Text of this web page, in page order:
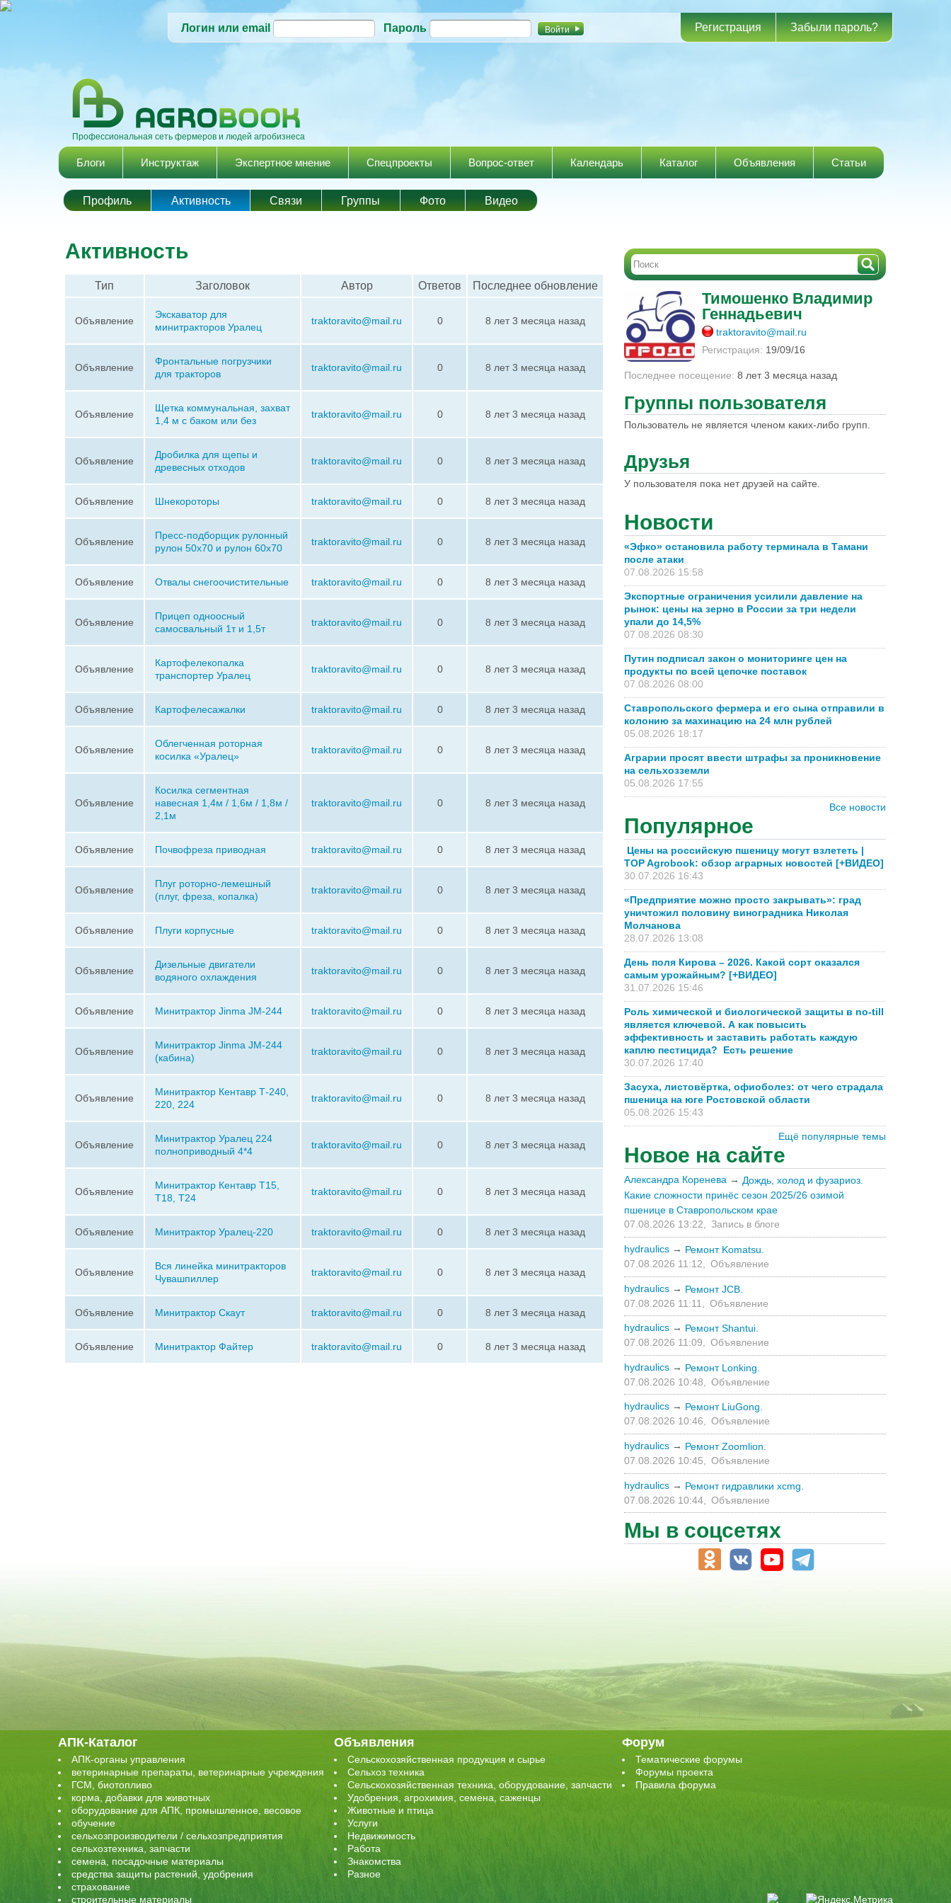
Перейти к
содержанию
Логин или email Пароль Регистрация Забыли пароль?
Профессиональная сеть фермеров и людей агробизнеса
Главное меню
Блоги Инструктаж Экспертное мнение Спецпроекты Вопрос-ответ Календарь Каталог Объявления Статьи
Профиль Активность Cвязи Группы Фото Видео
Активность
Тип Заголовок Автор Ответов Последнее обновление
Объявление
Экскаватор для
минитракторов Уралец
traktoravito@mail.ru 0 8 лет 3 месяца назад
Объявление
Фронтальные погрузчики
для тракторов
traktoravito@mail.ru 0 8 лет 3 месяца назад
Объявление
Щетка коммунальная, захват
1,4 м с баком или без
traktoravito@mail.ru 0 8 лет 3 месяца назад
Объявление
Дробилка для щепы и
древесных отходов
traktoravito@mail.ru 0 8 лет 3 месяца назад
Объявление Шнекороторы traktoravito@mail.ru 0 8 лет 3 месяца назад
Объявление
Пресс-подборщик рулонный
рулон 50х70 и рулон 60х70
traktoravito@mail.ru 0 8 лет 3 месяца назад
Объявление Отвалы снегоочистительные traktoravito@mail.ru 0 8 лет 3 месяца назад
Объявление
Прицеп одноосный
самосвальный 1т и 1,5т
traktoravito@mail.ru 0 8 лет 3 месяца назад
Объявление
Картофелекопалка
транспортер Уралец
traktoravito@mail.ru 0 8 лет 3 месяца назад
Объявление Картофелесажалки traktoravito@mail.ru 0 8 лет 3 месяца назад
Объявление
Облегченная роторная
косилка «Уралец»
traktoravito@mail.ru 0 8 лет 3 месяца назад
Объявление
Косилка сегментная
навесная 1,4м / 1,6м / 1,8м /
2,1м
traktoravito@mail.ru 0 8 лет 3 месяца назад
Объявление Почвофреза приводная traktoravito@mail.ru 0 8 лет 3 месяца назад
Объявление
Плуг роторно-лемешный
(плуг, фреза, копалка)
traktoravito@mail.ru 0 8 лет 3 месяца назад
Объявление Плуги корпусные traktoravito@mail.ru 0 8 лет 3 месяца назад
Объявление
Дизельные двигатели
водяного охлаждения
traktoravito@mail.ru 0 8 лет 3 месяца назад
Объявление Минитрактор Jinma JM-244 traktoravito@mail.ru 0 8 лет 3 месяца назад
Объявление
Минитрактор Jinma JM-244
(кабина)
traktoravito@mail.ru 0 8 лет 3 месяца назад
Объявление
Минитрактор Кентавр Т-240,
220, 224
traktoravito@mail.ru 0 8 лет 3 месяца назад
Объявление
Минитрактор Уралец 224
полноприводный 4*4
traktoravito@mail.ru 0 8 лет 3 месяца назад
Объявление
Минитрактор Кентавр Т15,
Т18, Т24
traktoravito@mail.ru 0 8 лет 3 месяца назад
Объявление Минитрактор Уралец-220 traktoravito@mail.ru 0 8 лет 3 месяца назад
Объявление
Вся линейка минитракторов
Чувашпиллер
traktoravito@mail.ru 0 8 лет 3 месяца назад
Объявление Минитрактор Скаут traktoravito@mail.ru 0 8 лет 3 месяца назад
Объявление Минитрактор Файтер traktoravito@mail.ru 0 8 лет 3 месяца назад
Тимошенко Владимир
Геннадьевич
traktoravito@mail.ru
Регистрация: 19/09/16
Последнее посещение: 8 лет 3 месяца назад
Группы пользователя
Пользователь не является членом каких-либо групп.
Друзья
У пользователя пока нет друзей на сайте.
Новости
«Эфко» остановила работу терминала в Тамани
после атаки
07.08.2026 15:58
Экспортные ограничения усилили давление на
рынок: цены на зерно в России за три недели
упали до 14,5%
07.08.2026 08:30
Путин подписал закон о мониторинге цен на
продукты по всей цепочке поставок
07.08.2026 08:00
Ставропольского фермера и его сына отправили в
колонию за махинацию на 24 млн рублей
05.08.2026 18:17
Аграрии просят ввести штрафы за проникновение
на сельхозземли
05.08.2026 17:55
Все новости
Популярное
Цены на российскую пшеницу могут взлететь |
TOP Agrobook: обзор аграрных новостей [+ВИДЕО]
30.07.2026 16:43
«Предприятие можно просто закрывать»: град
уничтожил половину виноградника Николая
Молчанова
28.07.2026 13:08
День поля Кирова – 2026. Какой сорт оказался
самым урожайным? [+ВИДЕО]
31.07.2026 15:46
Роль химической и биологической защиты в no-till
является ключевой. А как повысить
эффективность и заставить работать каждую
каплю пестицида? Есть решение
30.07.2026 17:40
Засуха, листовёртка, офиоболез: от чего страдала
пшеница на юге Ростовской области
05.08.2026 15:43
Ещё популярные темы
Новое на сайте
Александра Коренева → Дождь, холод и фузариоз.
Какие сложности принёс сезон 2025/26 озимой
пшенице в Ставропольском крае
07.08.2026 13:22, Запись в блоге
hydraulics → Ремонт Komatsu.
07.08.2026 11:12,
Объявление
hydraulics → Ремонт JCB.
07.08.2026 11:11,
Объявление
hydraulics → Ремонт Shantui.
07.08.2026 11:09,
Объявление
hydraulics → Ремонт Lonking.
07.08.2026 10:48,
Объявление
hydraulics → Ремонт LiuGong.
07.08.2026 10:46, Объявление
hydraulics → Ремонт Zoomlion.
07.08.2026 10:45,
Объявление
hydraulics → Ремонт гидравлики xcmg.
07.08.2026 10:44,
Объявление
Мы в соцсетях
АПК-Каталог
АПК-органы управления
ветеринарные препараты, ветеринарные учреждения
ГСМ, биотопливо
корма, добавки для животных
оборудование для АПК, промышленное, весовое
обучение
сельхозпроизводители / сельхозпредприятия
сельхозтехника, запчасти
семена, посадочные материалы
средства защиты растений, удобрения
страхование
строительные материалы
Объявления
Сельскохозяйственная продукция и сырье
Сельхоз техника
Сельскохозяйственная техника, оборудование, запчасти
Удобрения, агрохимия, семена, саженцы
Животные и птица
Услуги
Недвижимость
Работа
Знакомства
Разное
Форум
Тематические форумы
Форумы проекта
Правила форума